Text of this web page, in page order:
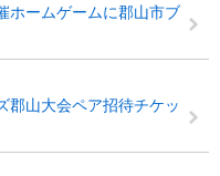
ームゲームに郡山市ブ
郡山大会ペア招待チケッ